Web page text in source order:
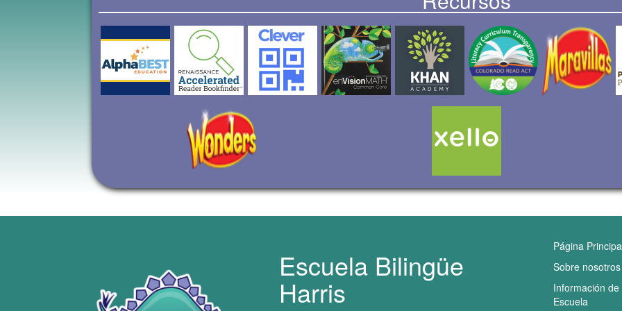
Escuela Bilingüe
Harris
Página
Sobre nosotros
Información de
Escuela